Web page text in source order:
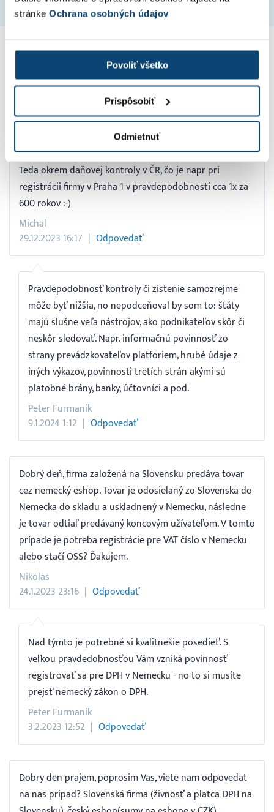
stránke Ochrana osobných údajov
Povoliť všetko
Prispôsobiť
Odmietnuť
17 komentárov
Krásny deň možno by bolo vhodné v diskusii uviesť aj
aké sú reálne nástroje vymáhania tohto pravidla 10
000€ / rok nakoľko prax ukazuje že niektoré najmä
eshopy z ČR predávajú na Slovensko isté skupiny
tovarov kde platí na ich národnom trhu o 8% nižšia DPH.
Teda okrem daňovej kontroly v ČR, čo je napr pri
registrácii firmy v Praha 1 v pravdepodobnosti cca 1x za
600 rokov :-)
Michal
29.12.2023 16:17
Odpovedať
Pravdepodobnosť kontroly či zistenie samozrejme
môže byť nižšia, no nepodceňoval by som to: štáty
majú slušne veľa nástrojov, ako podnikateľov skôr či
neskôr sledovať. Napr. informačnú povinnosť zo
strany prevádzkovateľov platforiem, hrubé údaje z
iných výkazov, povinnosti tretích strán akými sú
platobné brány, banky, účtovníci a pod.
Peter Furmaník
9.1.2024 1:12
Odpovedať
Dobrý deň, firma založená na Slovensku predáva tovar
cez nemecký eshop. Tovar je odosielaný zo Slovenska do
Nemecka do skladu a uskladnený v Nemecku, následne
je tovar odtiaľ predávaný koncovým užívateľom. V tomto
prípade je potreba registrácie pre VAT číslo v Nemecku
alebo stačí OSS? Ďakujem.
Nikolas
24.1.2023 23:16
Odpovedať
Nad týmto je potrebné si kvalitnešie posedieť. S
veľkou pravdedobnosťou Vám vzniká povinnosť
registrovať sa pre DPH v Nemecku - no to si musíte
prejsť nemecký zákon o DPH.
Peter Furmaník
3.2.2023 12:52
Odpovedať
Dobry den prajem, poprosim Vas, viete nam odpovedat
na nas pripad? Slovenská firma (živnosť a platca DPH na